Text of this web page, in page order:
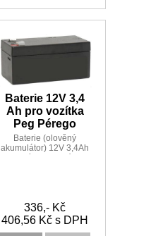
Baterie 12V 3,4
Ah pro vozítka
Peg Pérego
Baterie (olověný
akumulátor) 12V 3,4Ah
pro vozítka Peg Pérego
336,- Kč
406,56 Kč s DPH